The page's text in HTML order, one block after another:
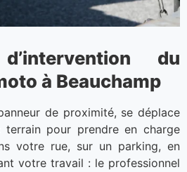
du
à Beauchamp
de proximité, se déplace
pour prendre en charge
votre rue, sur un parking, en
votre travail : le professionnel